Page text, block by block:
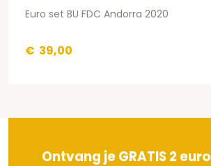
Euro set BU FDC Andorra 2020
€ 39,00
Ontvang je GRATIS 2 euro